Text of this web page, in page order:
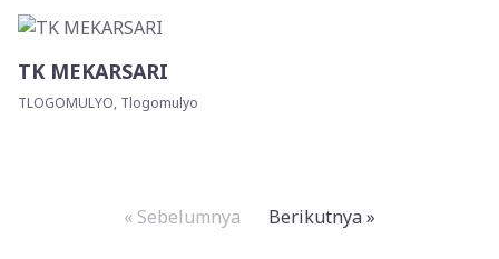
TK MEKARSARI
TLOGOMULYO, Tlogomulyo
« Sebelumnya Berikutnya »